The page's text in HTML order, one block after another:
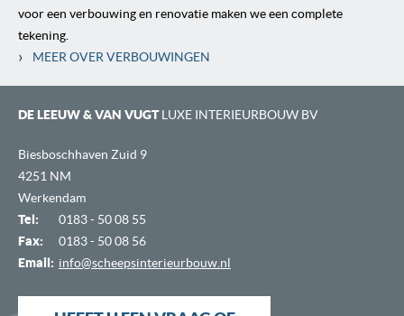
voor een verbouwing en renovatie maken we een complete
tekening.
› MEER OVER VERBOUWINGEN
DE LEEUW & VAN VUGTLUXE INTERIEURBOUW BV
Biesboschhaven Zuid 9
4251 NM
Werkendam
Tel:
0183 - 50 08 55
Fax:
0183 - 50 08 56
Email: info@scheepsinterieurbouw.nl